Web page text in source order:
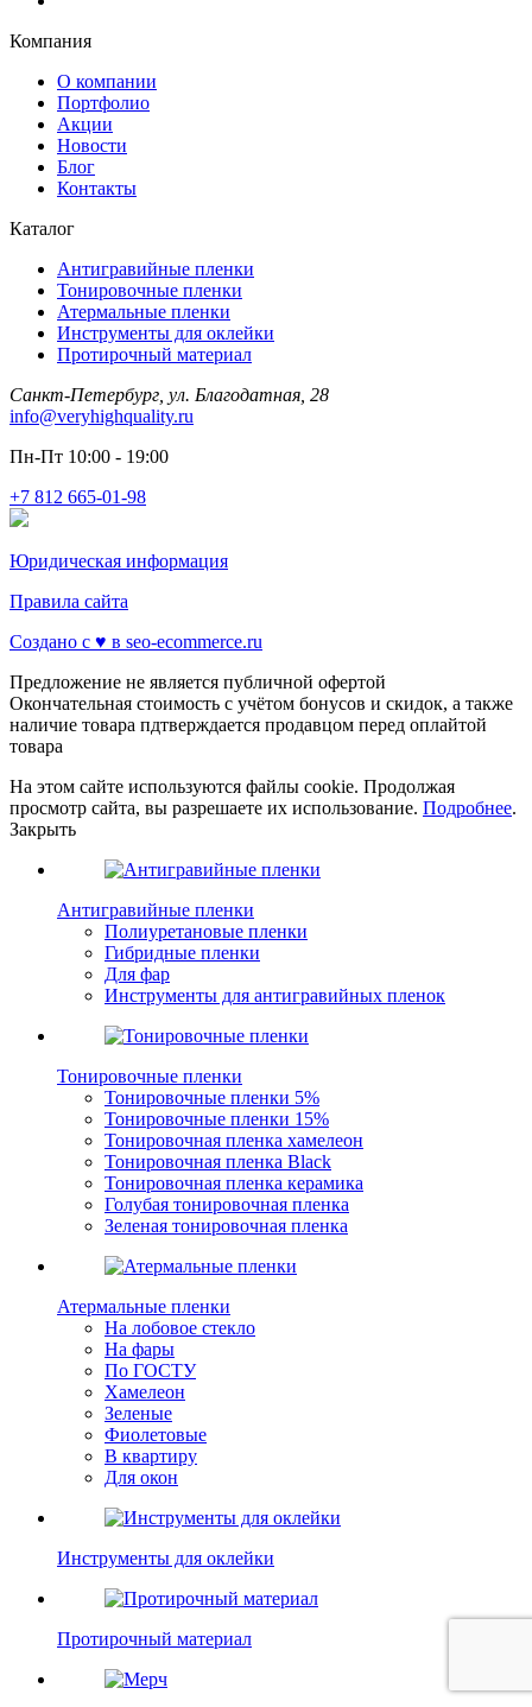
Компания
О компании
Портфолио
Акции
Новости
Блог
Контакты
Каталог
Антигравийные пленки
Тонировочные пленки
Атермальные пленки
Инструменты для оклейки
Протирочный материал
Санкт-Петербург, ул. Благодатная, 28
info@veryhighquality.ru
Пн-Пт 10:00 - 19:00
+7 812 665-01-98
Юридическая информация
Правила сайта
Создано с ♥️ в seo-ecommerce.ru
Предложение не является публичной офертой
Окончательная стоимость с учётом бонусов и скидок, а также
наличие товара пдтверждается продавцом перед оплайтой
товара
На этом сайте используются файлы cookie. Продолжая
просмотр сайта, вы разрешаете их использование. Подробнее.
Закрыть
Антигравийные пленки
Полиуретановые пленки
Гибридные пленки
Для фар
Инструменты для антигравийных пленок
Тонировочные пленки
Тонировочные пленки 5%
Тонировочные пленки 15%
Тонировочная пленка хамелеон
Тонировочная пленка Black
Тонировочная пленка керамика
Голубая тонировочная пленка
Зеленая тонировочная пленка
Атермальные пленки
На лобовое стекло
На фары
По ГОСТУ
Хамелеон
Зеленые
Фиолетовые
В квартиру
Для окон
Инструменты для оклейки
Протирочный материал